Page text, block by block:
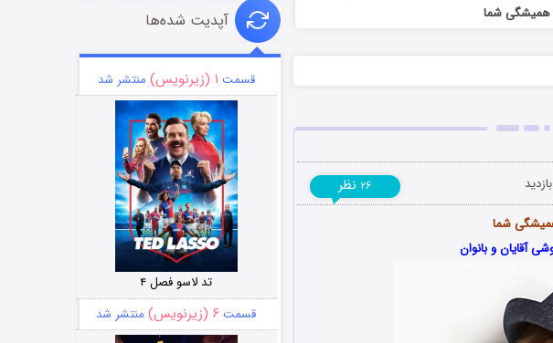
۲۶ نظر
آقایان و بانوان
آپدیت شده‌ها
قسمت ۱ (زیرنویس) منتشر شد
تد لاسو فصل ۴
قسمت ۶ (زیرنویس) منتشر شد